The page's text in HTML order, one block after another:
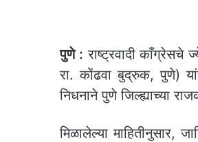
पुणे : राष्ट्रवादी काँग्रेसचे
रा. कोंढवा बुद्रुक, पुणे)
निधनाने पुणे जिल्ह्याच्या
मिळालेल्या माहितीनुसार,